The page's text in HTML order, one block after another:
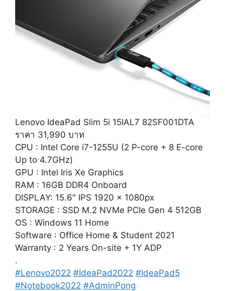
Lenovo IdeaPad Slim 5i 15IAL7 82SF001DTA
ราคา 31,990 บาท
CPU : Intel Core i7-1255U (2 P-core + 8 E-core
Up to 4.7GHz)
GPU : Intel Iris Xe Graphics
RAM : 16GB DDR4 Onboard
DISPLAY: 15.6″ IPS 1920 x 1080px
STORAGE : SSD M.2 NVMe PCIe Gen 4 512GB
OS : Windows 11 Home
Software : Office Home & Student 2021
Warranty : 2 Years On-site + 1Y ADP
.
#Lenovo2022 #IdeaPad2022 #IdeaPad5
#Notebook2022 #AdminPong